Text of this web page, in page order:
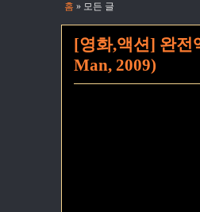
홈 » 모든 글
[영화,액션] 완전
Man, 2009)